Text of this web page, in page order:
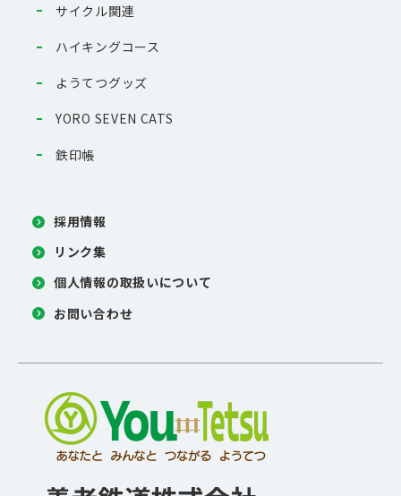
サイクル関連
ハイキングコース
ようてつグッズ
YORO SEVEN CATS
鉄印帳
採用情報
リンク集
個人情報の取扱いについて
お問い合わせ